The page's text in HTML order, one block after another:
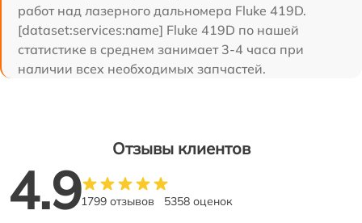
работ над лазерного дальномера Fluke 419D.
[dataset:services:name] Fluke 419D по нашей
статистике в среднем занимает 3-4 часа при
наличии всех необходимых запчастей.
Отзывы клиентов
4.91799 отзывов 5358 оценок